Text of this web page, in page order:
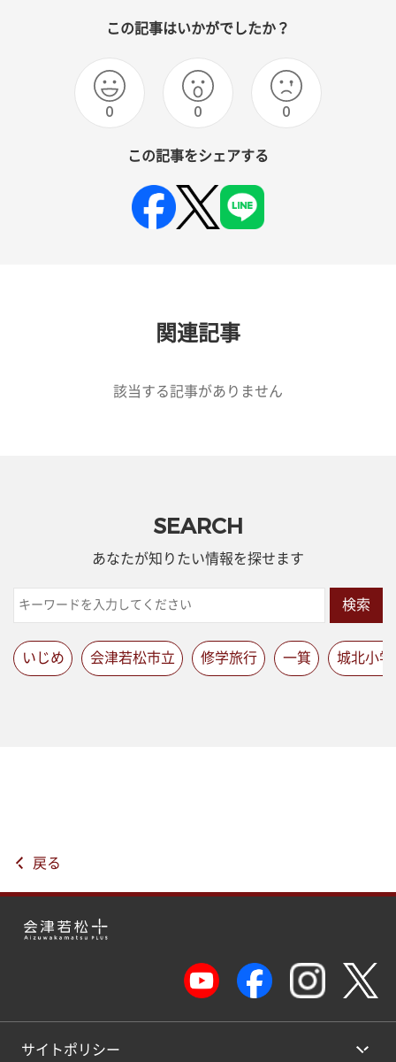
この記事はいかがでしたか？
0 0 0
この記事をシェアする
関連記事
該当する記事がありません
SEARCH
あなたが知りたい情報を探せます
検索
いじめ 会津若松市立 修学旅行 一箕 城北小
戻る
サイトポリシー